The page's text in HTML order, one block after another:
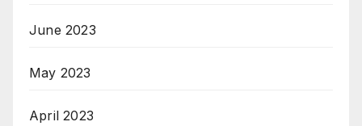
June 2023
May 2023
April 2023